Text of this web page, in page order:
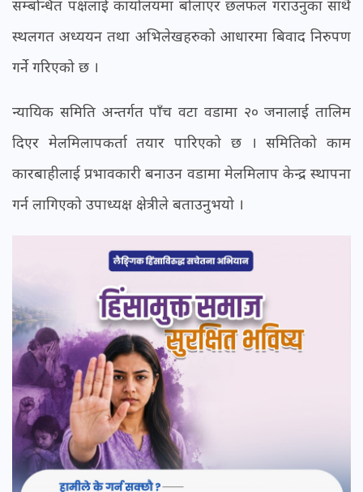
सम्बन्धित पक्षलाई कार्यालयमा बोलाएर छलफल गराउनुका साथै
स्थलगत अध्ययन तथा अभिलेखहरुको आधारमा बिवाद निरुपण
गर्ने गरिएको छ ।
न्यायिक समिति अन्तर्गत पाँच वटा वडामा २० जनालाई तालिम
दिएर मेलमिलापकर्ता तयार पारिएको छ । समितिको काम
कारबाहीलाई प्रभावकारी बनाउन वडामा मेलमिलाप केन्द्र स्थापना
गर्न लागिएको उपाध्यक्ष क्षेत्रीले बताउनुभयो ।